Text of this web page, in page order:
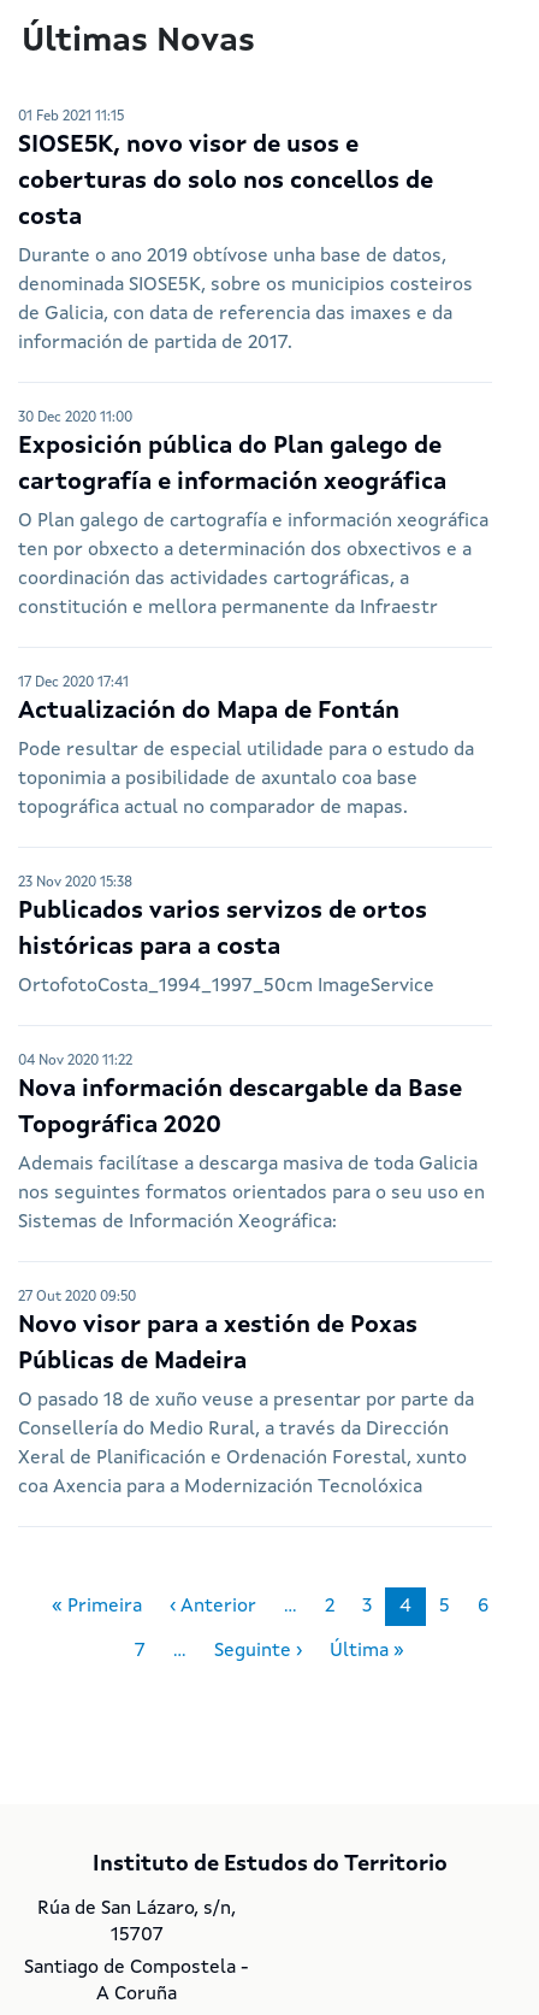
Últimas Novas
01 Feb 2021 11:15
SIOSE5K, novo visor de usos e
coberturas do solo nos concellos de
costa
Durante o ano 2019 obtívose unha base de datos,
denominada SIOSE5K, sobre os municipios costeiros
de Galicia, con data de referencia das imaxes e da
información de partida de 2017.
30 Dec 2020 11:00
Exposición pública do Plan galego de
cartografía e información xeográfica
O Plan galego de cartografía e información xeográfica
ten por obxecto a determinación dos obxectivos e a
coordinación das actividades cartográficas, a
constitución e mellora permanente da Infraestr
17 Dec 2020 17:41
Actualización do Mapa de Fontán
Pode resultar de especial utilidade para o estudo da
toponimia a posibilidade de axuntalo coa base
topográfica actual no comparador de mapas.
23 Nov 2020 15:38
Publicados varios servizos de ortos
históricas para a costa
OrtofotoCosta_1994_1997_50cm ImageService
04 Nov 2020 11:22
Nova información descargable da Base
Topográfica 2020
Ademais facilítase a descarga masiva de toda Galicia
nos seguintes formatos orientados para o seu uso en
Sistemas de Información Xeográfica:
27 Out 2020 09:50
Novo visor para a xestión de Poxas
Públicas de Madeira
O pasado 18 de xuño veuse a presentar por parte da
Consellería do Medio Rural, a través da Dirección
Xeral de Planificación e Ordenación Forestal, xunto
coa Axencia para a Modernización Tecnolóxica
Paxinación
« PrimeiraFirst page
‹ AnteriorPáxina anterior
… 2 3 4 5 6
7 … Seguinte ›Páxina Seguinte
Última »Last page
Instituto de Estudos do Territorio
Rúa de San Lázaro, s/n,
15707
Santiago de Compostela -
A Coruña